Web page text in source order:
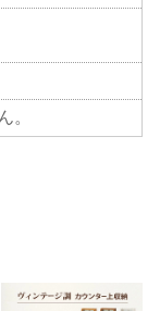
。